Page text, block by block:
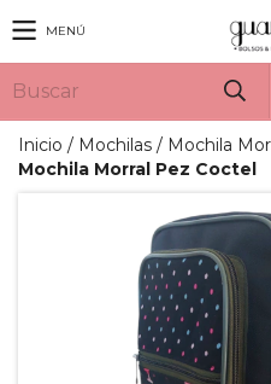
MENÚ
Inicio / Mochilas / Mochila
Mochila Morral Pez Coctel